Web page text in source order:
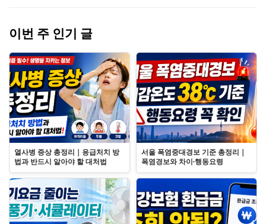
이번 주 인기 글
열사병 증상 총정리｜응급처치 방
법과 반드시 알아야 할 대처법
서울 폭염중대경보 기준 총정리｜
폭염경보와 차이·행동요령